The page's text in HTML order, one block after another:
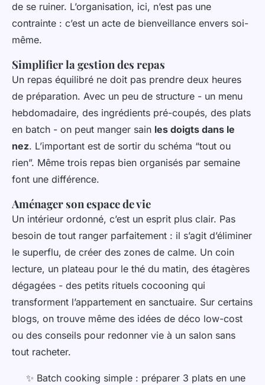
de se ruiner. L’organisation, ici, n’est pas une
contrainte : c’est un acte de bienveillance envers soi-
même.
Simplifier la gestion des repas
Un repas équilibré ne doit pas prendre deux heures
de préparation. Avec un peu de structure - un menu
hebdomadaire, des ingrédients pré-coupés, des plats
en batch - on peut manger sain les doigts dans le
nez. L’important est de sortir du schéma “tout ou
rien”. Même trois repas bien organisés par semaine
font une différence.
Aménager son espace de vie
Un intérieur ordonné, c’est un esprit plus clair. Pas
besoin de tout ranger parfaitement : il s’agit d’éliminer
le superflu, de créer des zones de calme. Un coin
lecture, un plateau pour le thé du matin, des étagères
dégagées - des petits rituels cocooning qui
transforment l’appartement en sanctuaire. Sur certains
blogs, on trouve même des idées de déco low-cost
ou des conseils pour redonner vie à un salon sans
tout racheter.
✨ Batch cooking simple : préparer 3 plats en une